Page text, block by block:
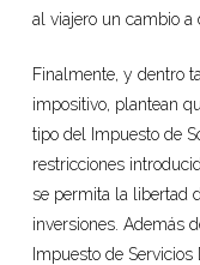
al viajero un cambio a
Finalmente, y dentro
impositivo, plantean
tipo del Impuesto de
restricciones
se permita la libertad
inversiones. Además
Impuesto de Servicios